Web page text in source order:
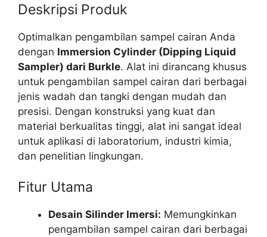
Deskripsi Produk
Optimalkan pengambilan sampel cairan Anda
dengan Immersion Cylinder (Dipping Liquid
Sampler) dari Burkle. Alat ini dirancang khusus
untuk pengambilan sampel cairan dari berbagai
jenis wadah dan tangki dengan mudah dan
presisi. Dengan konstruksi yang kuat dan
material berkualitas tinggi, alat ini sangat ideal
untuk aplikasi di laboratorium, industri kimia,
dan penelitian lingkungan.
Fitur Utama
Desain Silinder Imersi: Memungkinkan
pengambilan sampel cairan dari berbagai